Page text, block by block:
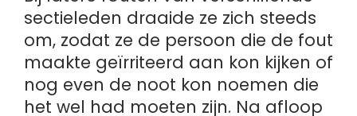
sectieleden draaide ze zich steeds
om, zodat ze de persoon die de fout
maakte geïrriteerd aan kon kijken of
nog even de noot kon noemen die
het wel had moeten zijn. Na afloop